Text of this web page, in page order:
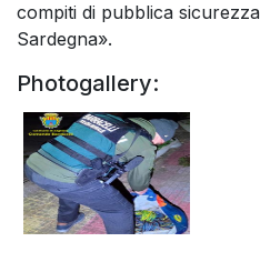
compiti di pubblica
Sardegna».
Photogallery: